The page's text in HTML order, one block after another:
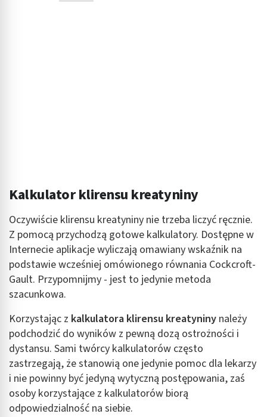
Kalkulator klirensu kreatyniny
Oczywiście klirensu kreatyniny nie trzeba liczyć ręcznie.
Z pomocą przychodzą gotowe kalkulatory. Dostępne w
Internecie aplikacje wyliczają omawiany wskaźnik na
podstawie wcześniej omówionego równania Cockcroft-
Gault. Przypomnijmy - jest to jedynie metoda
szacunkowa.
Korzystając z kalkulatora klirensu kreatyniny należy
podchodzić do wyników z pewną dozą ostrożności i
dystansu. Sami twórcy kalkulatorów często
zastrzegają, że stanowią one jedynie pomoc dla lekarzy
i nie powinny być jedyną wytyczną postępowania, zaś
osoby korzystające z kalkulatorów biorą
odpowiedzialność na siebie.